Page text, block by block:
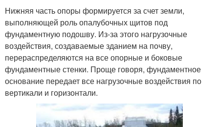
Нижняя часть опоры формируется за счет земли,
выполняющей роль опалубочных щитов под
фундаментную подошву. Из-за этого нагрузочные
воздействия, создаваемые зданием на почву,
перераспределяются на все опорные и боковые
фундаментные стенки. Проще говоря, фундаментное
основание передает все нагрузочные воздействия по
вертикали и горизонтали.